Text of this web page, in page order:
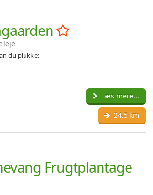
du plukke:
Læs mere...
24.5 km
Frugtplantage